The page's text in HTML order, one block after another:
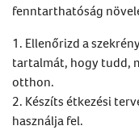
fenntarthatóság
1. Ellenőrizd a
tartalmát, hogy tudd,
otthon.
2. Készíts étkezési
használja fel.